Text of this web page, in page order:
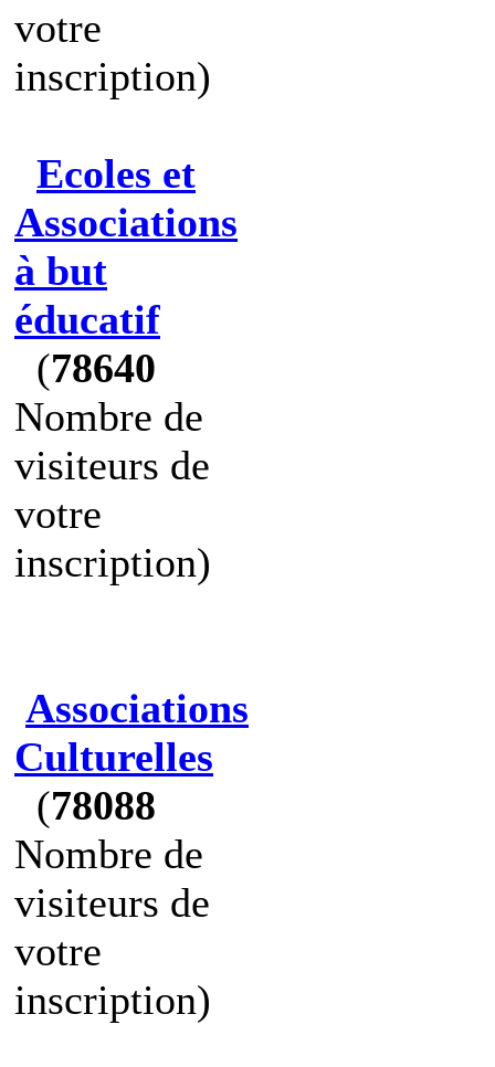
votre
inscription)
Ecoles et
Associations
à but
éducatif
(78640
Nombre de
visiteurs de
votre
inscription)
Associations
Culturelles
(78088
Nombre de
visiteurs de
votre
inscription)